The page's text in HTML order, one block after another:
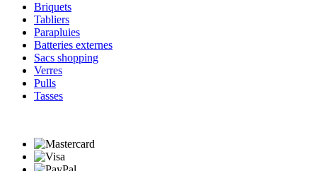
Briquets
Tabliers
Parapluies
Batteries externes
Sacs shopping
Verres
Pulls
Tasses